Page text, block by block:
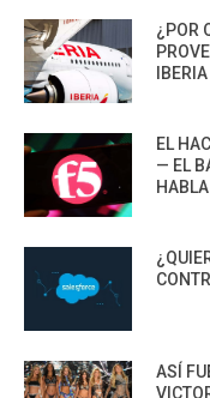
¿POR
IBERIA
EL
— EL
HABLA
ASÍ